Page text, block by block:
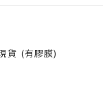
貨 ⁣⁣(有膠膜)